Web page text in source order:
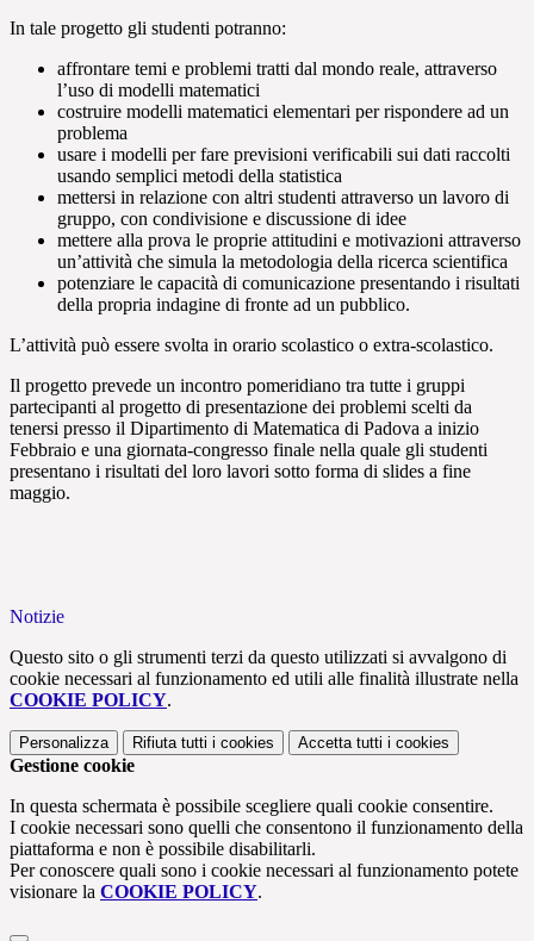
In tale progetto gli studenti potranno:
affrontare temi e problemi tratti dal mondo reale, attraverso
l’uso di modelli matematici
costruire modelli matematici elementari per rispondere ad un
problema
usare i modelli per fare previsioni verificabili sui dati raccolti
usando semplici metodi della statistica
mettersi in relazione con altri studenti attraverso un lavoro di
gruppo, con condivisione e discussione di idee
mettere alla prova le proprie attitudini e motivazioni attraverso
un’attività che simula la metodologia della ricerca scientifica
potenziare le capacità di comunicazione presentando i risultati
della propria indagine di fronte ad un pubblico.
L’attività può essere svolta in orario scolastico o extra-scolastico.
Il progetto prevede un incontro pomeridiano tra tutte i gruppi
partecipanti al progetto di presentazione dei problemi scelti da
tenersi presso il Dipartimento di Matematica di Padova a inizio
Febbraio e una giornata-congresso finale nella quale gli studenti
presentano i risultati del loro lavori sotto forma di slides a fine
maggio.
Notizie
Questo sito o gli strumenti terzi da questo utilizzati si avvalgono di
cookie necessari al funzionamento ed utili alle finalità illustrate nella
COOKIE POLICY.
Personalizza Rifiuta tutti i cookies Accetta tutti i cookies
Gestione cookie
In questa schermata è possibile scegliere quali cookie consentire.
I cookie necessari sono quelli che consentono il funzionamento della
piattaforma e non è possibile disabilitarli.
Per conoscere quali sono i cookie necessari al funzionamento potete
visionare la COOKIE POLICY.